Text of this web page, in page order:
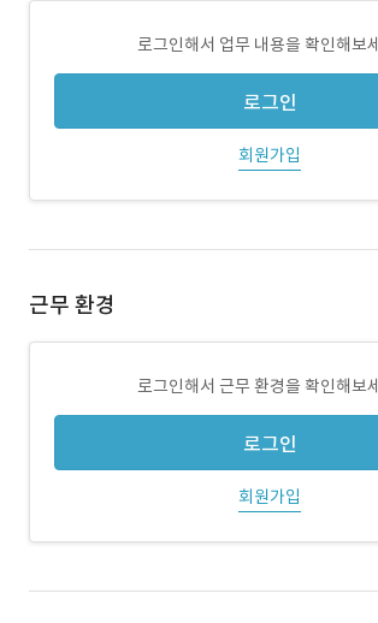
로그인해서 업무 내용을 확인해보
로그인
회원가입
근무 환경
로그인해서 근무 환경을 확인해보
로그인
회원가입